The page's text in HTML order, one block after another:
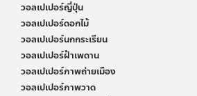
วอลเปเปอร์ญี่ปุ่น
วอลเปเปอร์ดอกไม้
วอลเปเปอร์นกกระเรียน
วอลเปเปอร์ฝ้าเพดาน
วอลเปเปอร์ภาพถ่ายเมือง
วอลเปเปอร์ภาพวาด